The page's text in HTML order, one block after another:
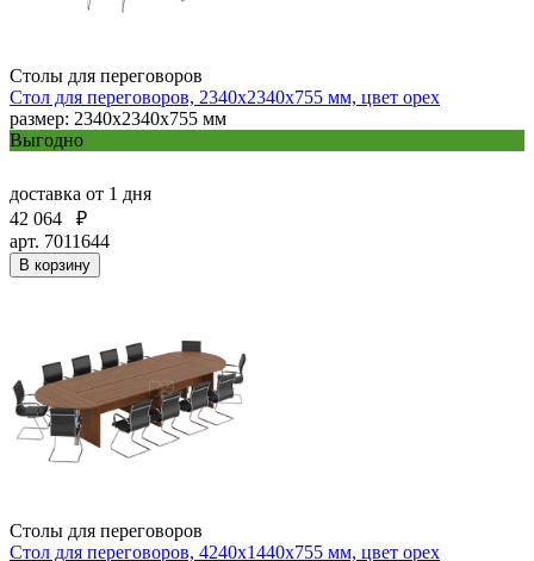
Столы для переговоров
Стол для переговоров, 2340х2340х755 мм, цвет орех
размер: 2340х2340х755 мм
Выгодно
доставка от 1 дня
42 064
₽
арт. 7011644
В корзину
Столы для переговоров
Стол для переговоров, 4240х1440х755 мм, цвет орех